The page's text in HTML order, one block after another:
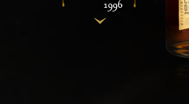
1996